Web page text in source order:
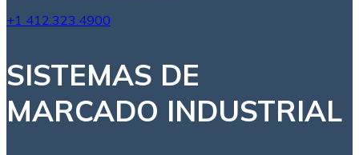
+1 412.323.4900
SISTEMAS DE
MARCADO INDUSTRIAL